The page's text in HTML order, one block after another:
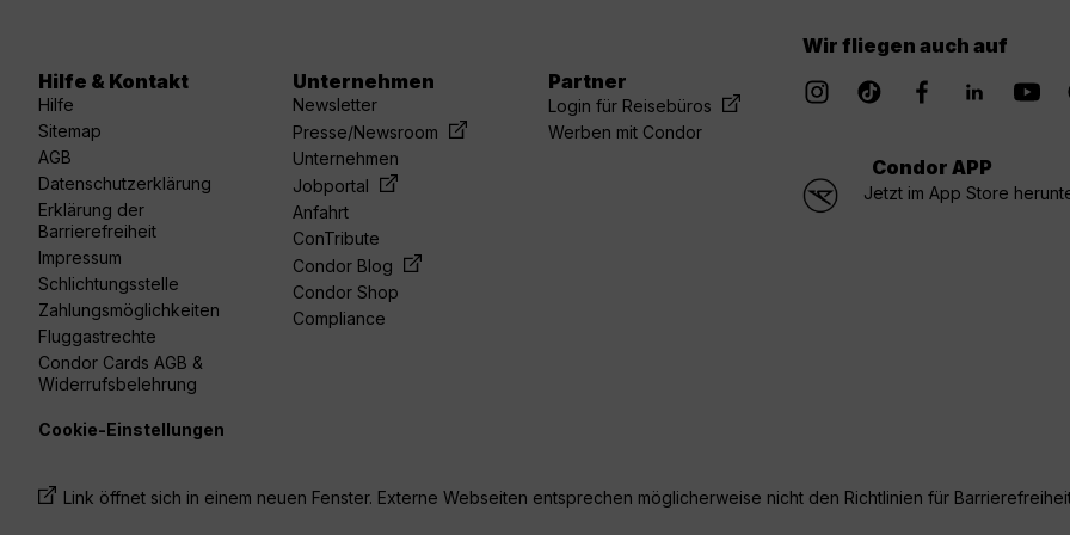
Hilfe & Kontakt
Hilfe
Sitemap
AGB
Datenschutzerklärung
Erklärung der
Barrierefreiheit
Impressum
Schlichtungsstelle
Zahlungsmöglichkeiten
Fluggastrechte
Condor Cards AGB &
Widerrufsbelehrung
Unternehmen
Newsletter
Presse/Newsroom
Unternehmen
Jobportal
Anfahrt
ConTribute
Condor Blog
Condor Shop
Compliance
Partner
Login für Reisebüros
Werben mit Condor
Wir fliegen auch auf
Condor APP
Jetzt im App Store
Cookie-Einstellungen
Link öffnet sich in einem neuen Fenster. Externe Webseiten entsprechen möglicherweise nicht den Richtlinien für